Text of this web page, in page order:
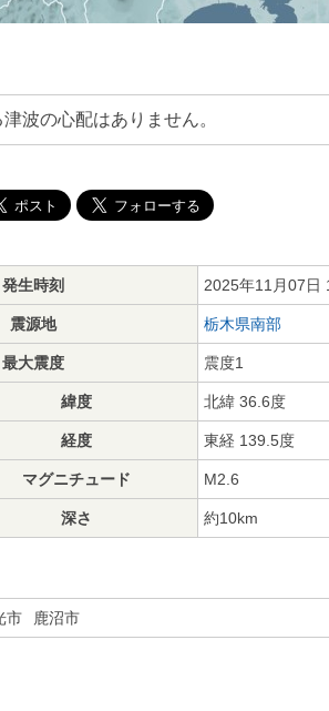
波の心配はありません。
発生時刻 2025年11月07日
震源地 栃木県南部
最大震度 震度1
緯度 北緯 36.6度
経度 東経 139.5度
マグニチュード M2.6
深さ 約10km
市 鹿沼市